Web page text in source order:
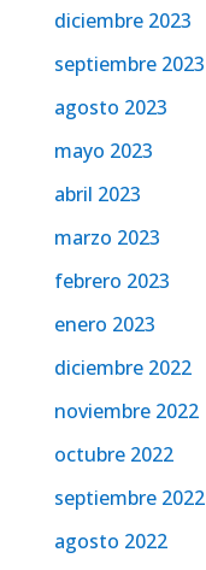
diciembre 2023
septiembre 2023
agosto 2023
mayo 2023
abril 2023
marzo 2023
febrero 2023
enero 2023
diciembre 2022
noviembre 2022
octubre 2022
septiembre 2022
agosto 2022